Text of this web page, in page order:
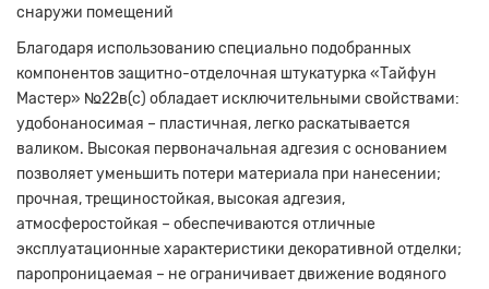
снаружи помещений
Благодаря использованию специально подобранных
компонентов защитно-отделочная штукатурка «Тайфун
Мастер» №22в(с) обладает исключительными свойствами:
удобонаносимая – пластичная, легко раскатывается
валиком. Высокая первоначальная адгезия с основанием
позволяет уменьшить потери материала при нанесении;
прочная, трещиностойкая, высокая адгезия,
атмосферостойкая – обеспечиваются отличные
эксплуатационные характеристики декоративной отделки;
паропроницаемая – не ограничивает движение водяного